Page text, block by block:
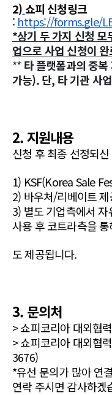
2)쇼피 신청링크
: https://forms.gle/
*상기 두 가지 신청 모
업으로 사업 신청이
** 타 플랫폼과의 중
가능). 단, 타 기관 사
2. 지원내용
신청 후 최종 선정되
1) KSF(Korea Sale
2) 바우처/리베이트
3) 별도 기업측에서
사용 후 코트라측을
도 제공됩니다.
3. 문의처
> 쇼피코리아 대외협
> 쇼피코리아 대외협
3676)
*유선 문의가 많아 연
연락 주시면 감사하겠